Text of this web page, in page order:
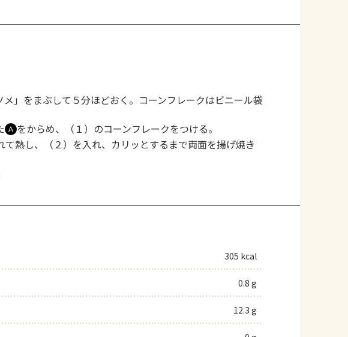
」をまぶして５分ほどおく。コーンフレークはビニール袋
Ａ をからめ、（１）のコーンフレークをつける。
て熱し、（２）を入れ、カリッとするまで両面を揚げ焼き
305 kcal
0.8 g
12.3 g